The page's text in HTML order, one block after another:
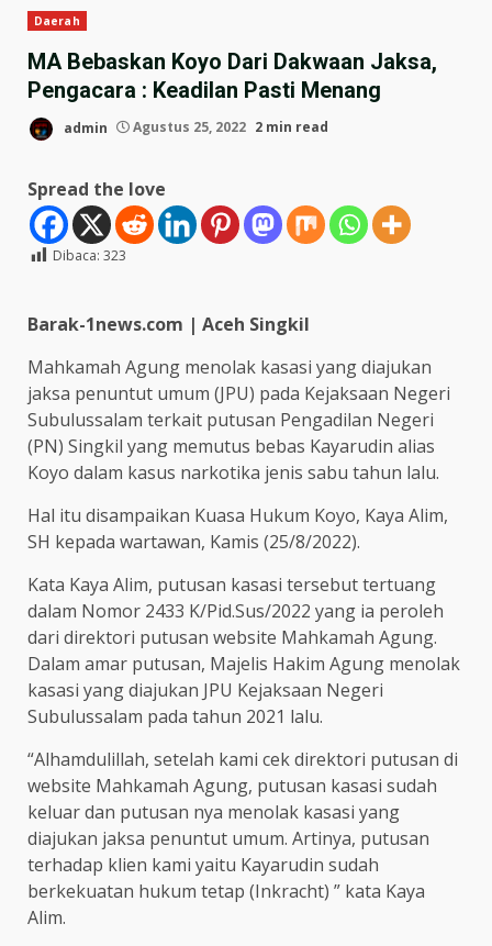
Daerah
MA Bebaskan Koyo Dari Dakwaan Jaksa,
Pengacara : Keadilan Pasti Menang
admin Agustus 25, 2022 2 min read
Spread the love
Dibaca: 323
Barak-1news.com | Aceh Singkil
Mahkamah Agung menolak kasasi yang diajukan
jaksa penuntut umum (JPU) pada Kejaksaan Negeri
Subulussalam terkait putusan Pengadilan Negeri
(PN) Singkil yang memutus bebas Kayarudin alias
Koyo dalam kasus narkotika jenis sabu tahun lalu.
Hal itu disampaikan Kuasa Hukum Koyo, Kaya Alim,
SH kepada wartawan, Kamis (25/8/2022).
Kata Kaya Alim, putusan kasasi tersebut tertuang
dalam Nomor 2433 K/Pid.Sus/2022 yang ia peroleh
dari direktori putusan website Mahkamah Agung.
Dalam amar putusan, Majelis Hakim Agung menolak
kasasi yang diajukan JPU Kejaksaan Negeri
Subulussalam pada tahun 2021 lalu.
“Alhamdulillah, setelah kami cek direktori putusan di
website Mahkamah Agung, putusan kasasi sudah
keluar dan putusan nya menolak kasasi yang
diajukan jaksa penuntut umum. Artinya, putusan
terhadap klien kami yaitu Kayarudin sudah
berkekuatan hukum tetap (Inkracht) ” kata Kaya
Alim.